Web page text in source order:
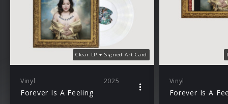
Clear LP + Signed Art Card
Vinyl 2025
Forever Is A Feeling
Vinyl
Forever Is A